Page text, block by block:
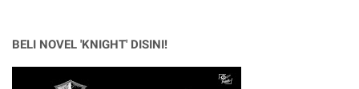
BELI NOVEL 'KNIGHT' DISINI!